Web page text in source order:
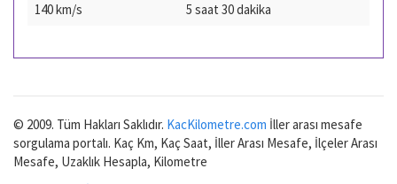
140 km/s
5 saat 30 dakika
© 2009. Tüm Hakları Saklıdır. KacKilometre.com İller arası mesafe
sorgulama portalı. Kaç Km, Kaç Saat, İller Arası Mesafe, İlçeler Arası
Mesafe, Uzaklık Hesapla, Kilometre